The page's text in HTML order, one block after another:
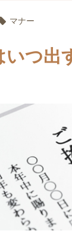
マナー
いつ出